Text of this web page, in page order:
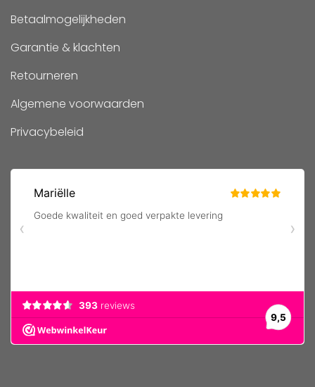
Betaalmogelijkheden
Garantie & klachten
Retourneren
Algemene voorwaarden
Privacybeleid